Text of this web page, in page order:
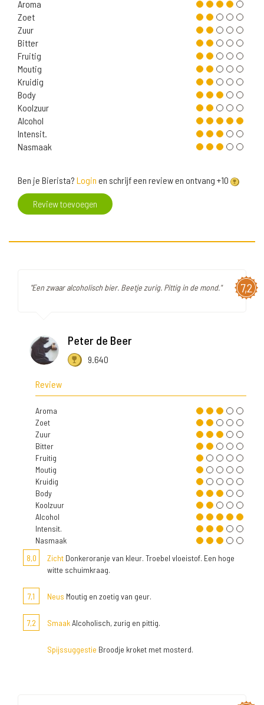
Aroma
Zoet
Zuur
Bitter
Fruitig
Moutig
Kruidig
Body
Koolzuur
Alcohol
Intensit.
Nasmaak
Ben je Bierista? Login en schrijf een review en ontvang +10
Review toevoegen
7,2
"Een zwaar alcoholisch bier. Beetje zurig. Pittig in de mond."
Peter de Beer
9.640
Review
Aroma
Zoet
Zuur
Bitter
Fruitig
Moutig
Kruidig
Body
Koolzuur
Alcohol
Intensit.
Nasmaak
8,0
Zicht Donkeroranje van kleur. Troebel vloeistof. Een hoge
witte schuimkraag.
7,1 Neus Moutig en zoetig van geur.
7,2 SmaakAlcoholisch, zurig en pittig.
Spijssuggestie Broodje kroket met mosterd.